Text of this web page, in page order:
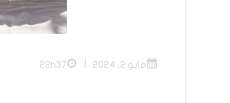
مايو 2, 2024 22h37